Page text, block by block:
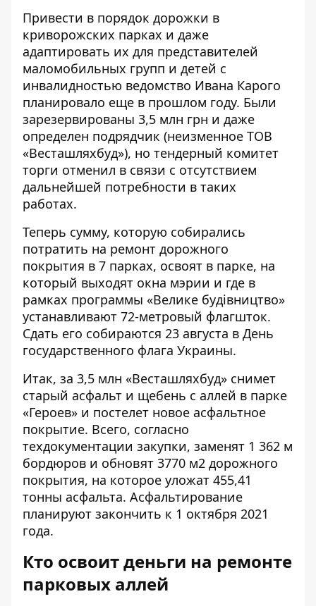
Привести в порядок дорожки в
криворожских парках и даже
адаптировать их для представителей
маломобильных групп и детей с
инвалидностью ведомство Ивана Карого
планировало еще в прошлом году. Были
зарезервированы 3,5 млн грн и даже
определен подрядчик (неизменное ТОВ
«Весташляхбуд»), но тендерный комитет
торги отменил в связи с отсутствием
дальнейшей потребности в таких
работах.
Теперь сумму, которую собирались
потратить на ремонт дорожного
покрытия в 7 парках, освоят в парке, на
который выходят окна мэрии и где в
рамках программы «Велике будівництво»
устанавливают 72-метровый флагшток.
Сдать его собираются 23 августа в День
государственного флага Украины.
Итак, за 3,5 млн «Весташляхбуд» снимет
старый асфальт и щебень с аллей в парке
«Героев» и постелет новое асфальтное
покрытие. Всего, согласно
техдокументации закупки, заменят 1 362 м
бордюров и обновят 3770 м2 дорожного
покрытия, на которое уложат 455,41
тонны асфальта. Асфальтирование
планируют закончить к 1 октября 2021
года.
Кто освоит деньги на ремонте
парковых аллей